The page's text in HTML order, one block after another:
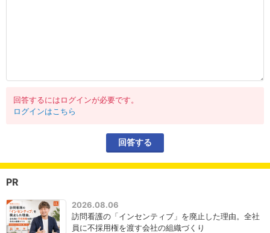
回答するにはログインが必要です。
ログインはこちら
PR
2026.08.06
訪問看護の「インセンティブ」を廃止した理由。全社
員に不採用権を渡す会社の組織づくり